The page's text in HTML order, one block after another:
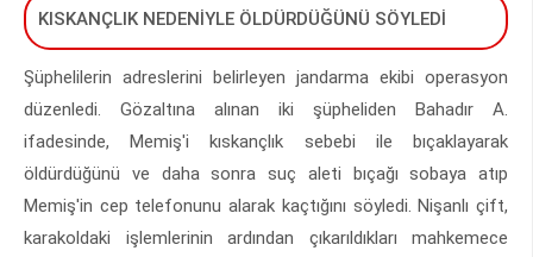
KISKANÇLIK NEDENİYLE ÖLDÜRDÜĞÜNÜ SÖYLEDİ
Şüphelilerin adreslerini belirleyen jandarma ekibi operasyon
düzenledi. Gözaltına alınan iki şüpheliden Bahadır A.
ifadesinde, Memiş'i kıskançlık sebebi ile bıçaklayarak
öldürdüğünü ve daha sonra suç aleti bıçağı sobaya atıp
Memiş'in cep telefonunu alarak kaçtığını söyledi. Nişanlı çift,
karakoldaki işlemlerinin ardından çıkarıldıkları mahkemece